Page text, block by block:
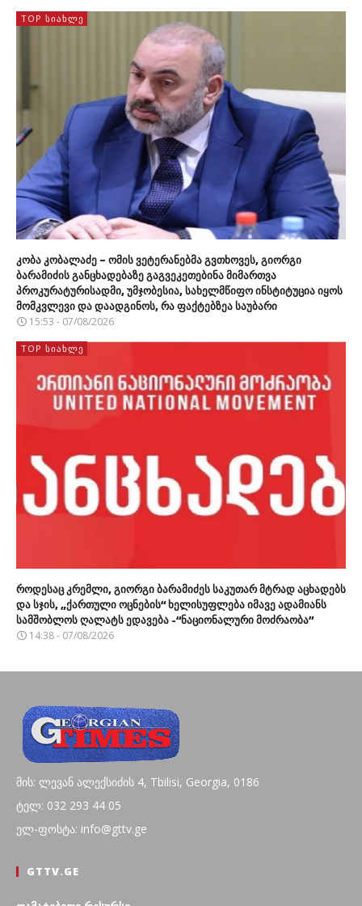
TOP ᲡᲘᲐᲮᲚᲔ
კობა კობალაძე – ომის ვეტერანებმა გვთხოვეს, გიორგი
ბარამიძის განცხადებაზე გაგვეკეთებინა მიმართვა
პროკურატურისადმი, უმჯობესია, სახელმწიფო ინსტიტუცია იყოს
მომკვლევი და დაადგინოს, რა ფაქტებზეა საუბარი
15:53 - 07/08/2026
TOP ᲡᲘᲐᲮᲚᲔ
როდესაც კრემლი, გიორგი ბარამიძეს საკუთარ მტრად აცხადებს
და სჯის, „ქართული ოცნების“ ხელისუფლება იმავე ადამიანს
სამშობლოს ღალატს ედავება -“ნაციონალური მოძრაობა”
14:38 - 07/08/2026
მის: ლევან ალექსიძის 4, Tbilisi, Georgia, 0186
ტელ: 032 293 44 05
ელ-ფოსტა: info@gttv.ge
GTTV.GE